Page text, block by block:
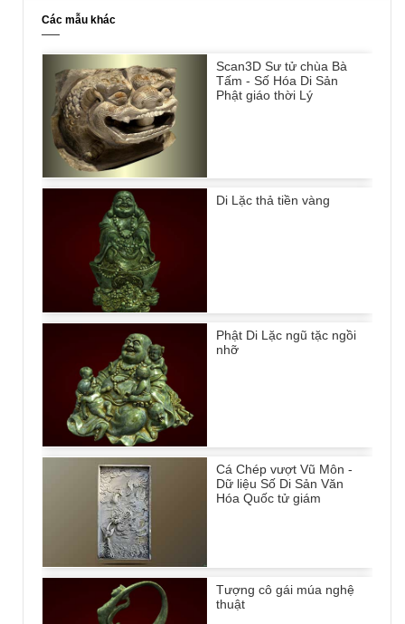
Các mẫu khác
Scan3D Sư tử chùa Bà
Tấm - Số Hóa Di Sản
Phật giáo thời Lý
Di Lặc thả tiền vàng
Phật Di Lặc ngũ tặc ngồi
nhỡ
Cá Chép vượt Vũ Môn -
Dữ liệu Số Di Sản Văn
Hóa Quốc tử giám
Tượng cô gái múa nghệ
thuật